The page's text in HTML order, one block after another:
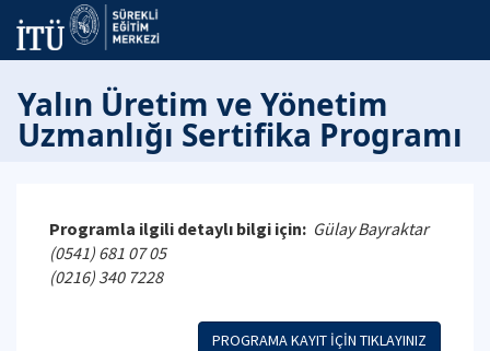
Yalın Üretim ve Yönetim
Uzmanlığı Sertifika Programı
Programla ilgili detaylı bilgi için: Gülay Bayraktar
(0541) 681 07 05
(0216) 340 7228
PROGRAMA KAYIT İÇİN TIKLAYINIZ